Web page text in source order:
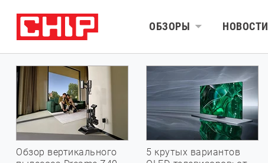
ОБЗОРЫ НОВОСТИ
Обзор вертикального
5 крутых вариантов